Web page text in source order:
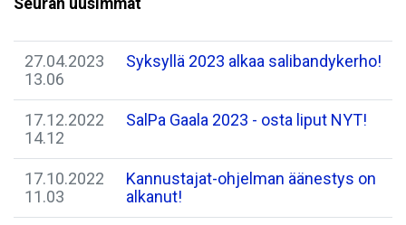
27.04.2023
13.06
Syksyllä 2023 alkaa salibandykerho!
17.12.2022
14.12
SalPa Gaala 2023 - osta liput NYT!
17.10.2022
11.03
Kannustajat-ohjelman äänestys on
alkanut!